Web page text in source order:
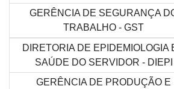
GERÊNCIA DE SEGURANÇA
TRABALHO - GST
DIRETORIA DE EPIDEMIOLOGIA
SAÚDE DO SERVIDOR - DIEPI
GERÊNCIA DE PRODUÇÃO E